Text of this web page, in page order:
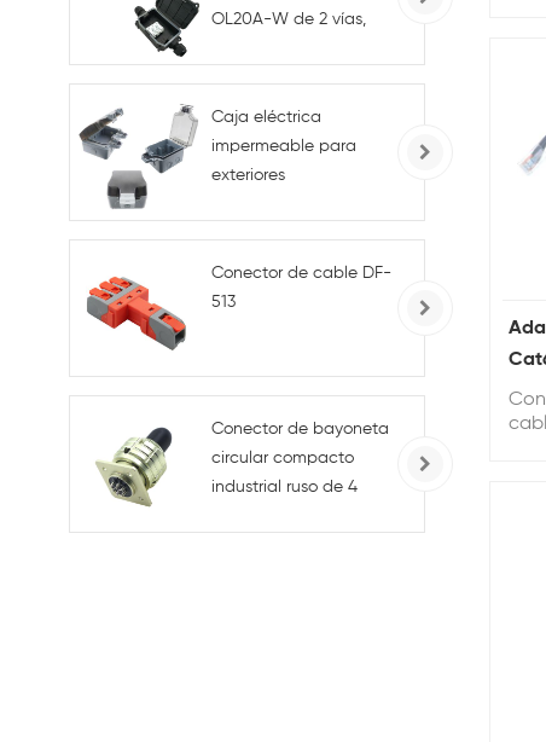
OL20A-W de 2 vías,
en exteriores.
Caja eléctrica
impermeable para
exteriores
enchufes e
interruptores
Conector de cable DF-
513
Conector de bayoneta
circular compacto
industrial ruso de 4